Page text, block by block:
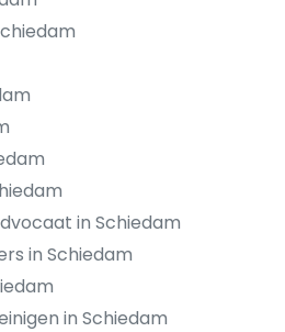
in Schiedam
in Schiedam
in Schiedam